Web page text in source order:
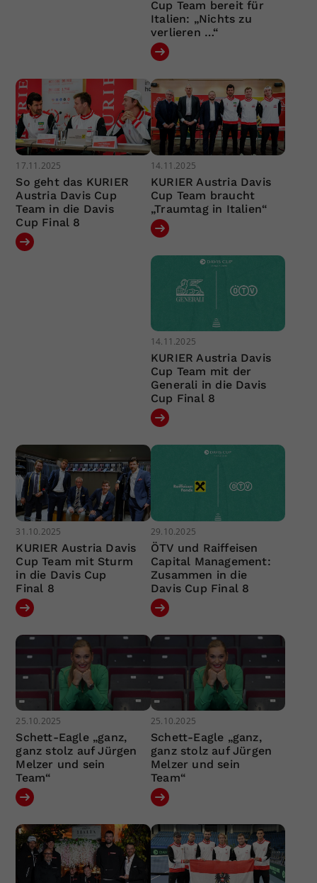
Cup Team bereit für
Italien: „Nichts zu
verlieren …“
17.11.2025
So geht das KURIER
Austria Davis Cup
Team in die Davis
Cup Final 8
14.11.2025
KURIER Austria Davis
Cup Team braucht
„Traumtag in Italien“
14.11.2025
KURIER Austria Davis
Cup Team mit der
Generali in die Davis
Cup Final 8
31.10.2025
KURIER Austria Davis
Cup Team mit Sturm
in die Davis Cup
Final 8
29.10.2025
ÖTV und Raiffeisen
Capital Management:
Zusammen in die
Davis Cup Final 8
25.10.2025
Schett-Eagle „ganz,
ganz stolz auf Jürgen
Melzer und sein
Team“
25.10.2025
Schett-Eagle „ganz,
ganz stolz auf Jürgen
Melzer und sein
Team“